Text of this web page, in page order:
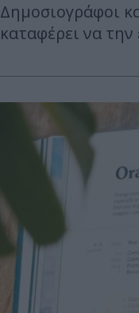
Δημοσιογράφοι
καταφέρει να την